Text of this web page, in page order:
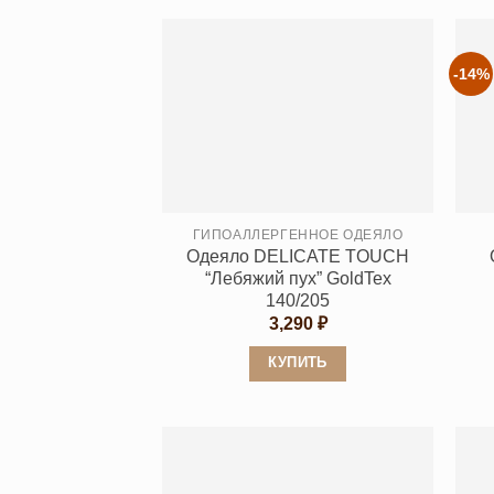
странице
товара.
ГИПОАЛЛЕРГЕННОЕ ОДЕЯЛО
Одеяло DELICATE TOUCH
“Лебяжий пух” GoldTex
140/205
3,290 ₽
КУПИТЬ
-14%